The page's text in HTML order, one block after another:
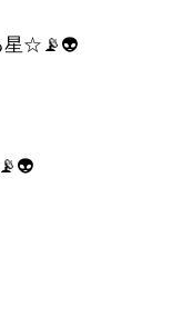
星☆📡👽